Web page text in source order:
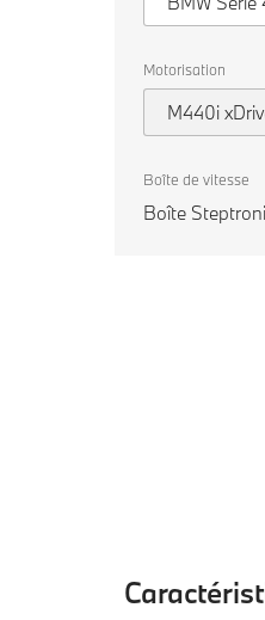
Motorisation
M440i
Boîte de vitesse
Boîte